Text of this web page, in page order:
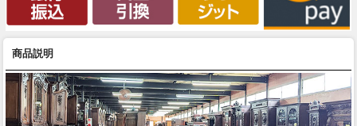
商品説明